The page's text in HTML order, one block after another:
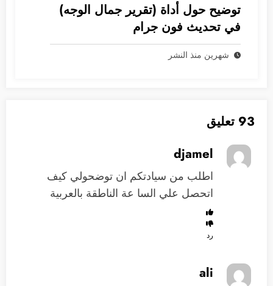
توضيح حول أداة (تقرير جمال الوجه)
في تحديث فون جرام
شهرين منذ النشر
93 تعليق
djamel
اطلب من سيادتكم ان توضحولي كيف
اتحصل علي السا عة الناطقة بالعربية
رد
ali